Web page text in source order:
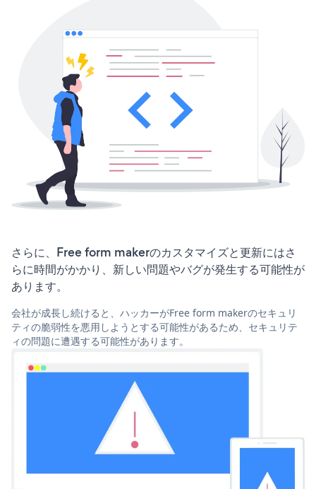
さらに、Free form makerのカスタマイズと更新にはさ
らに時間がかかり、新しい問題やバグが発生する可能性が
あります。
会社が成長し続けると、ハッカーがFree form makerのセキュリ
ティの脆弱性を悪用しようとする可能性があるため、セキュリテ
ィの問題に遭遇する可能性があります。